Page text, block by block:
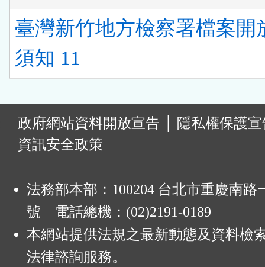
臺灣新竹地方檢察署檔案開
須知 11
政府網站資料開放宣告
隱私權保護
資訊安全政策
法務部本部：100204 台北市重慶南路
號 電話總機：(02)2191-0189
本網站提供法規之最新動態及資料檢
法律諮詢服務。